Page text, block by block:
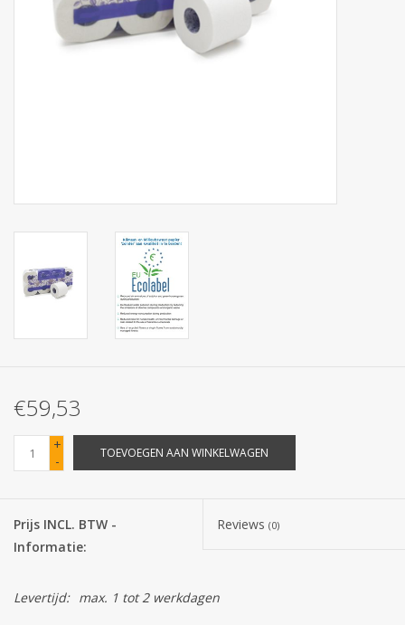
Snoeppot-Snoep
Verpakking
Kantoorbenodigdheden
Corona
Sinterklaassnoep
Carnavalssnoep
€59,53
+
-
TOEVOEGEN AAN WINKELWAGEN
Prijs INCL. BTW -
Informatie:
Reviews (0)
Levertijd: max. 1 tot 2 werkdagen